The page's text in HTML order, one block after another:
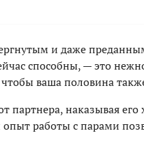
и даже
способны, — это
ваша половина
партнера, наказывая
работы с парами